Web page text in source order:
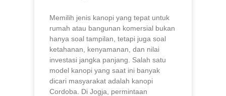
Memilih jenis kanopi yang tepat untuk
rumah atau bangunan komersial bukan
hanya soal tampilan, tetapi juga soal
ketahanan, kenyamanan, dan nilai
investasi jangka panjang. Salah satu
model kanopi yang saat ini banyak
dicari masyarakat adalah kanopi
Cordoba. Di Jogja, permintaan